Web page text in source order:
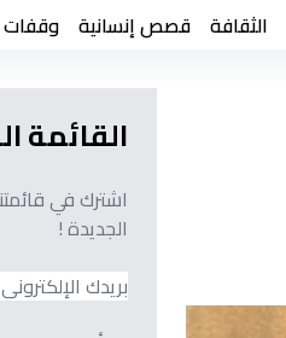
الثقافة قصص إنسانية
القائمة
اشترك في
الجديدة !